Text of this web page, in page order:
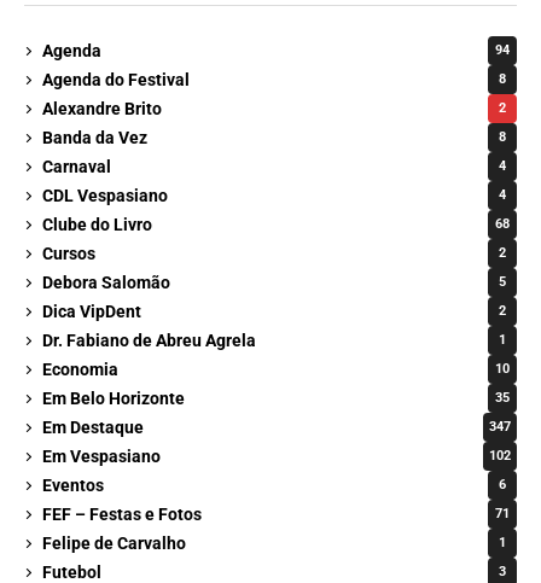
Agenda 94
Agenda do Festival 8
Alexandre Brito 2
Banda da Vez 8
Carnaval 4
CDL Vespasiano 4
Clube do Livro 68
Cursos 2
Debora Salomão 5
Dica VipDent 2
Dr. Fabiano de Abreu Agrela 1
Economia 10
Em Belo Horizonte 35
Em Destaque 347
Em Vespasiano 102
Eventos 6
FEF – Festas e Fotos 71
Felipe de Carvalho 1
Futebol 3